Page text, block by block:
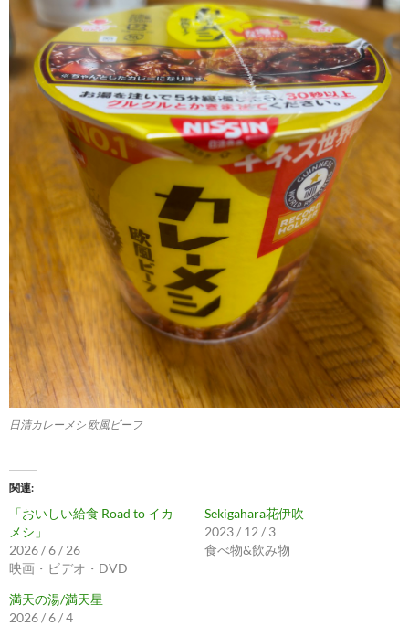
日清カレーメシ 欧風ビーフ
関連
「おいしい給食 Road to イカ
メシ」
2026 / 6 / 26
映画・ビデオ・DVD
Sekigahara花伊吹
2023 / 12 / 3
食べ物&飲み物
満天の湯/満天星
2026 / 6 / 4